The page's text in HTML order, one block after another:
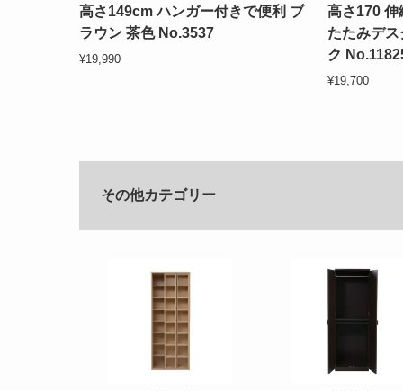
高さ149cm ハンガー付きで便利 ブ
ラウン 茶色 No.3537
¥19,990
高さ170 伸
たたみデ
ク
¥19,700
その他カテゴリー